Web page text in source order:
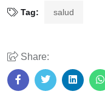
Tag: salud
Share: